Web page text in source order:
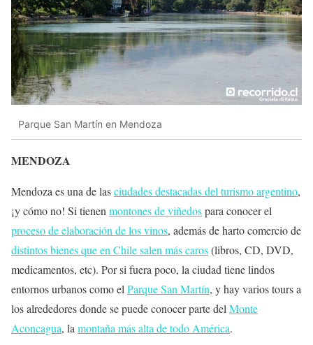
Parque San Martín en Mendoza
MENDOZA
Mendoza es una de lasciudades destacadas del turismo argentino,
¡y cómo no! Si tienen montones de viñedospara conocer el
proceso de elaboración de los vinos, además de harto comercio de
distintos bienes que en Chile salen más caros(libros, CD, DVD,
medicamentos, etc). Por si fuera poco, la ciudad tiene lindos
entornos urbanos como el Parque San Martín, y hay varios tours a
los alrededores donde se puede conocer parte del Monte
Aconcagua, la montaña más alta de todo América.